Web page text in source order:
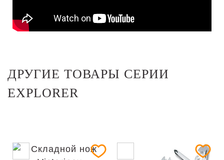
ДРУГИЕ ТОВАРЫ СЕРИИ
EXPLORER